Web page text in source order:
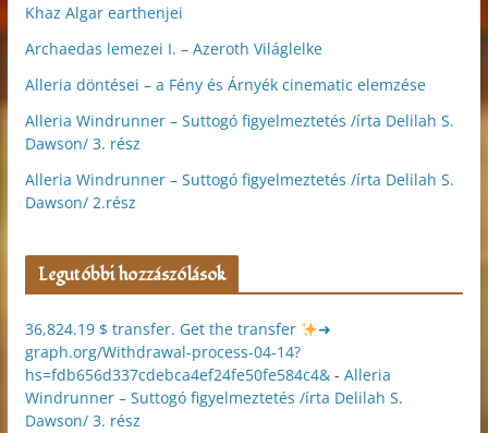
Khaz Algar earthenjei
Archaedas lemezei I. – Azeroth Világlelke
Alleria döntései – a Fény és Árnyék cinematic elemzése
Alleria Windrunner – Suttogó figyelmeztetés /írta Delilah S.
Dawson/ 3. rész
Alleria Windrunner – Suttogó figyelmeztetés /írta Delilah S.
Dawson/ 2.rész
Legutóbbi hozzászólások
36,824.19 $ transfer. Get the transfer
➜
graph.org/Withdrawal-process-04-14?
hs=fdb656d337cdebca4ef24fe50fe584c4&- Alleria
Windrunner – Suttogó figyelmeztetés /írta Delilah S.
Dawson/ 3. rész